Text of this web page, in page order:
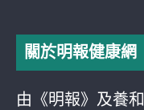
關於明報健康網
由《明報》及養